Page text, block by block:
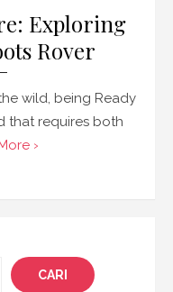
Exploring
Rover
wild, being Ready
that requires both
›
CARI